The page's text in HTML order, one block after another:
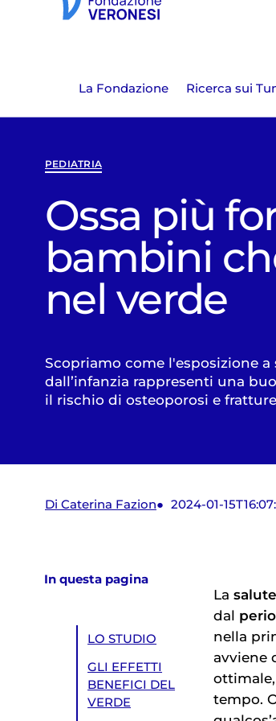
La Fondazione Ricerca sui
PEDIATRIA
Ossa più
bambini
nel verde
Scopriamo come l'esposizione a
dall’infanzia rappresenti una
il rischio di osteoporosi e
Di Caterina Fazion 2024-01-
In questa pagina
LO STUDIO
GLI EFFETTI
BENEFICI DEL
VERDE
La
dal
nella
avviene
tempo.